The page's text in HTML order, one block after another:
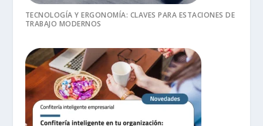
TECNOLOGÍA Y ERGONOMÍA: CLAVES PARA ESTACIONES DE
TRABAJO MODERNOS